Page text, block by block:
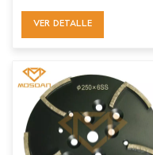
VER DETALLE